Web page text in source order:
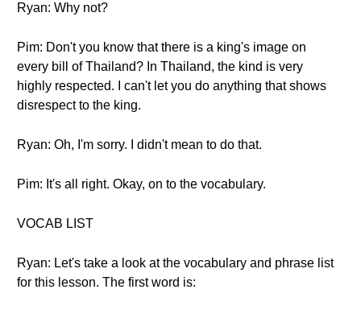
Ryan: Why not?
Pim: Don't you know that there is a king's image on
every bill of Thailand? In Thailand, the kind is very
highly respected. I can't let you do anything that shows
disrespect to the king.
Ryan: Oh, I'm sorry. I didn't mean to do that.
Pim: It's all right. Okay, on to the vocabulary.
VOCAB LIST
Ryan: Let's take a look at the vocabulary and phrase list
for this lesson. The first word is: